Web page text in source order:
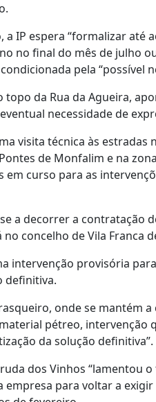
a IP espera “formalizar
no final do mês de julho
pela
topo da Rua da Agueira,
necessidade de
visita técnica às estradas
de Monfalim e na
curso para as
a decorrer a
concelho de Vila Franca
intervenção provisória
definitiva.
onde se mantém
pétreo, intervenção
da solução definitiva”.
dos Vinhos “lamentou
para voltar a